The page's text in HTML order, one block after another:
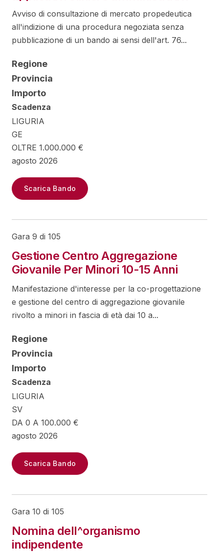
Avviso di consultazione di mercato propedeutica
all'indizione di una procedura negoziata senza
pubblicazione di un bando ai sensi dell'art. 76...
Regione
Provincia
Importo
Scadenza
LIGURIA
GE
OLTRE 1.000.000 €
agosto 2026
Scarica Bando
Gara 9 di 105
Gestione Centro Aggregazione
Giovanile Per Minori 10-15 Anni
Manifestazione d'interesse per la co-progettazione
e gestione del centro di aggregazione giovanile
rivolto a minori in fascia di età dai 10 a...
Regione
Provincia
Importo
Scadenza
LIGURIA
SV
DA 0 A 100.000 €
agosto 2026
Scarica Bando
Gara 10 di 105
Nomina dell^organismo
indipendente